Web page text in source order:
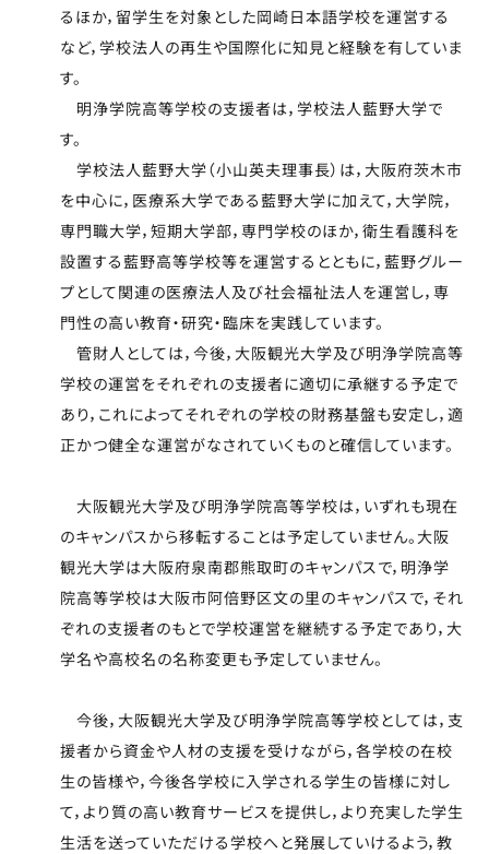
るほか，留学生を対象とした岡崎日本語学校を運営する
など，学校法人の再生や国際化に知見と経験を有していま
す。
明浄学院高等学校の支援者は，学校法人藍野大学で
す。
学校法人藍野大学（小山英夫理事長）は，大阪府茨木市
を中心に，医療系大学である藍野大学に加えて，大学院，
専門職大学，短期大学部，専門学校のほか，衛生看護科を
設置する藍野高等学校等を運営するとともに，藍野グルー
プとして関連の医療法人及び社会福祉法人を運営し，専
門性の高い教育・研究・臨床を実践しています。
管財人としては，今後，大阪観光大学及び明浄学院高等
学校の運営をそれぞれの支援者に適切に承継する予定で
あり，これによってそれぞれの学校の財務基盤も安定し，適
正かつ健全な運営がなされていくものと確信しています。
大阪観光大学及び明浄学院高等学校は，いずれも現在
のキャンパスから移転することは予定していません。大阪
観光大学は大阪府泉南郡熊取町のキャンパスで，明浄学
院高等学校は大阪市阿倍野区文の里のキャンパスで，それ
ぞれの支援者のもとで学校運営を継続する予定であり，大
学名や高校名の名称変更も予定していません。
今後，大阪観光大学及び明浄学院高等学校としては，支
援者から資金や人材の支援を受けながら，各学校の在校
生の皆様や，今後各学校に入学される学生の皆様に対し
て，より質の高い教育サービスを提供し，より充実した学生
生活を送っていただける学校へと発展していけるよう，教